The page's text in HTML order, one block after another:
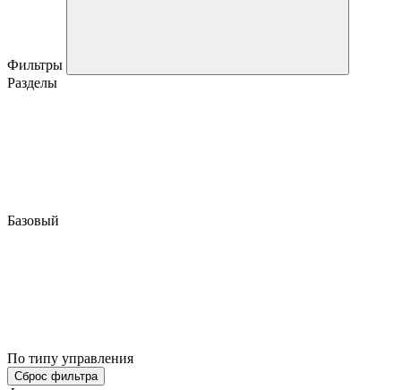
Фильтры
Разделы
Базовый
По типу управления
Сброс фильтра